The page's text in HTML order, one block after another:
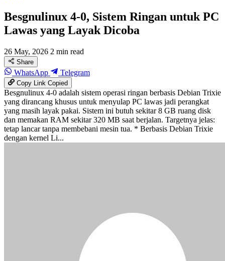
Besgnulinux 4-0, Sistem Ringan untuk PC
Lawas yang Layak Dicoba
26 May, 2026 2 min read
Share
WhatsApp Telegram
Copy LinkCopied
Besgnulinux 4-0 adalah sistem operasi ringan berbasis Debian Trixie
yang dirancang khusus untuk menyulap PC lawas jadi perangkat
yang masih layak pakai. Sistem ini butuh sekitar 8 GB ruang disk
dan memakan RAM sekitar 320 MB saat berjalan. Targetnya jelas:
tetap lancar tanpa membebani mesin tua. * Berbasis Debian Trixie
dengan kernel Li...